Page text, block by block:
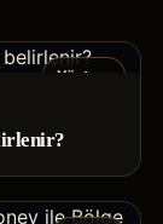
Yöntem